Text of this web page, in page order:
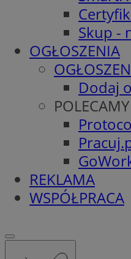
Skup -
OGŁOSZENIA
Dodaj
POLECAMY
REKLAMA
WSPÓŁPRACA